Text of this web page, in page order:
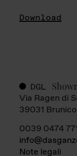
Download
DGL
Via Ragen di
39031 Brunico
0039 0474
Note legali